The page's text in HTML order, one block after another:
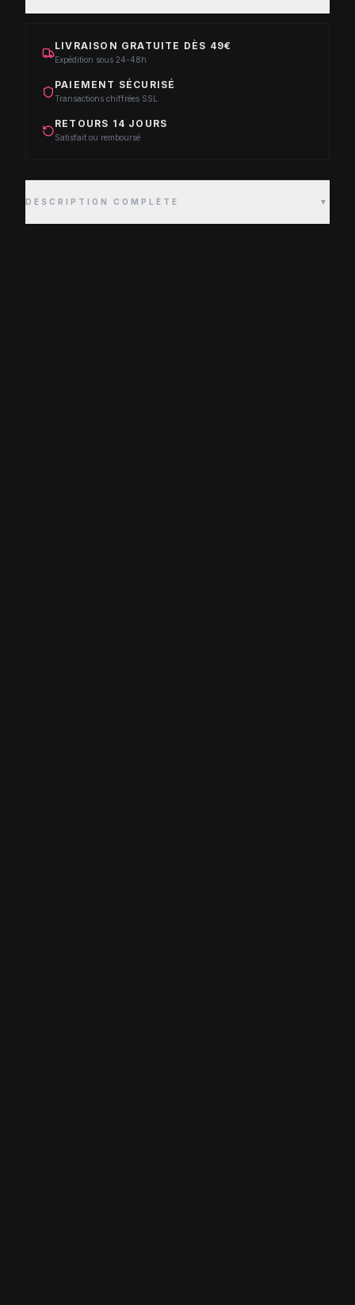
LIVRAISON GRATUITE DÈS 49€
Expédition sous 24-48h
PAIEMENT SÉCURISÉ
Transactions chiffrées SSL
RETOURS 14 JOURS
Satisfait ou remboursé
DESCRIPTION COMPLÈTE ▼